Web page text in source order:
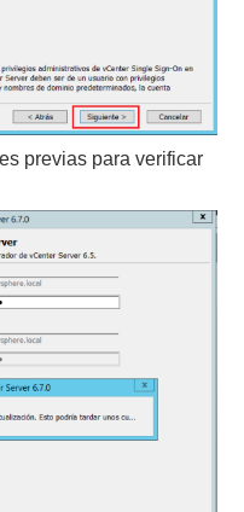
previas para verificar